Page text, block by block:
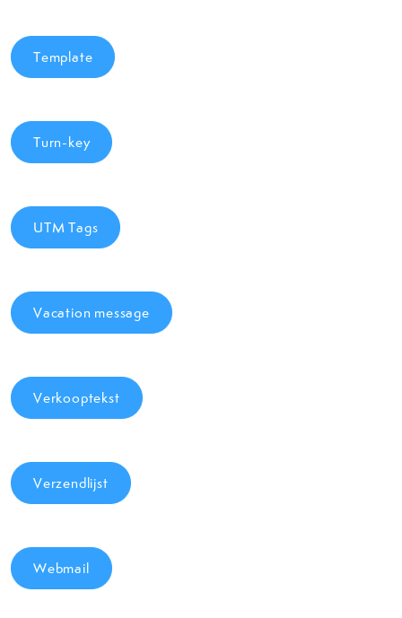
Template
Turn-key
UTM Tags
Vacation message
Verkooptekst
Verzendlijst
Webmail